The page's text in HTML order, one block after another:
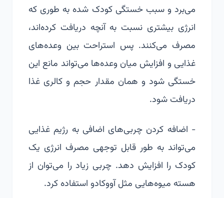
می‌برد و سبب خستگی کودک شده به طوری که
انرژی بیشتری نسبت به آنچه دریافت کرده‌اند،
مصرف می‌کنند. پس استراحت بین وعده‌های
غذایی و افزایش میان وعده‌ها می‌تواند مانع این
خستگی شود و همان مقدار حجم و کالری غذا
دریافت شود.
- اضافه کردن چربی‌های اضافی به رژیم غذایی
می‌تواند به طور قابل توجهی مصرف انرژی یک
کودک را افزایش دهد. چربی زیاد را می‌توان از
هسته میوه‌هایی مثل آووکادو استفاده کرد.